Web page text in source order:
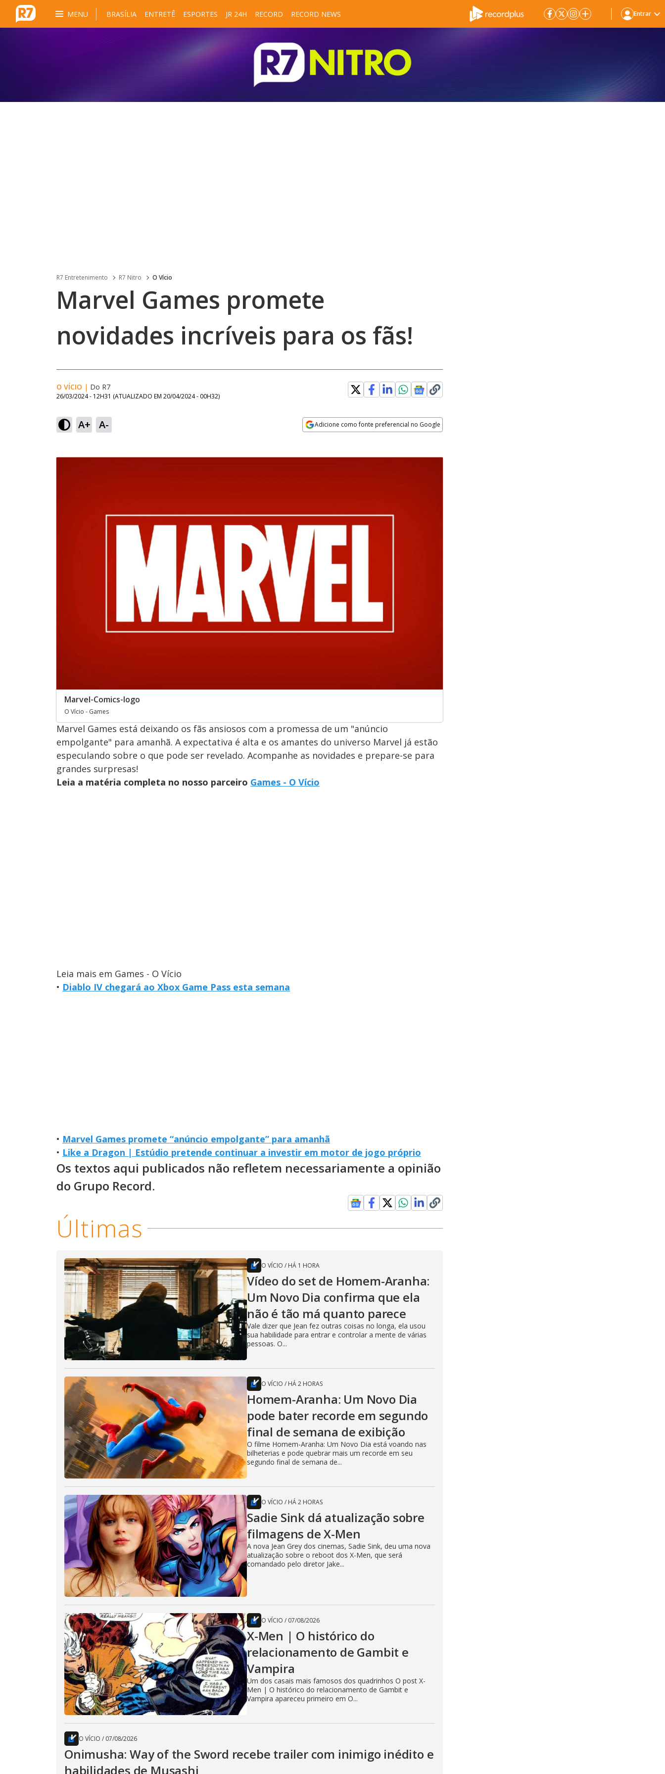
MENU BRASÍLIA ENTRETÊ ESPORTES JR 24H RECORD RECORD NEWS Entrar
R7 Entretenimento R7 Nitro O Vício
Marvel Games promete
novidades incríveis para os fãs!
O VÍCIO | Do R7
26/03/2024 - 12H31 (ATUALIZADO EM 20/04/2024 - 00H32)
A+ A- Adicione como fonte preferencial no Google
Marvel-Comics-logo
O Vício - Games
Marvel Games está deixando os fãs ansiosos com a promessa de um "anúncio
empolgante" para amanhã. A expectativa é alta e os amantes do universo Marvel já estão
especulando sobre o que pode ser revelado. Acompanhe as novidades e prepare-se para
grandes surpresas!
Leia a matéria completa no nosso parceiro Games - O Vício
Leia mais em Games - O Vício
• Diablo IV chegará ao Xbox Game Pass esta semana
• Marvel Games promete “anúncio empolgante” para amanhã
• Like a Dragon | Estúdio pretende continuar a investir em motor de jogo próprio
Os textos aqui publicados não refletem necessariamente a opinião
do Grupo Record.
Últimas
O VÍCIO / HÁ 1 HORA
Vídeo do set de Homem-Aranha:
Um Novo Dia confirma que ela
não é tão má quanto parece
Vale dizer que Jean fez outras coisas no longa, ela usou
sua habilidade para entrar e controlar a mente de várias
pessoas. O...
O VÍCIO / HÁ 2 HORAS
Homem-Aranha: Um Novo Dia
pode bater recorde em segundo
final de semana de exibição
O filme Homem-Aranha: Um Novo Dia está voando nas
bilheterias e pode quebrar mais um recorde em seu
segundo final de semana de...
O VÍCIO / HÁ 2 HORAS
Sadie Sink dá atualização sobre
filmagens de X-Men
A nova Jean Grey dos cinemas, Sadie Sink, deu uma nova
atualização sobre o reboot dos X-Men, que será
comandado pelo diretor Jake...
O VÍCIO / 07/08/2026
X-Men | O histórico do
relacionamento de Gambit e
Vampira
Um dos casais mais famosos dos quadrinhos O post X-
Men | O histórico do relacionamento de Gambit e
Vampira apareceu primeiro em O...
O VÍCIO / 07/08/2026
Onimusha: Way of the Sword recebe trailer com inimigo inédito e
habilidades de Musashi